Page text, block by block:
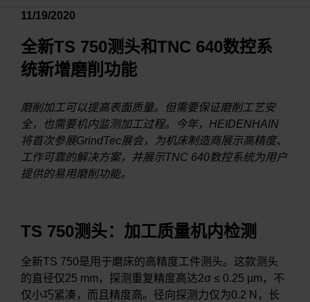
11/19/2020
全新TS 750测头和TNC 640数控系
统新增磨削功能
磨削加工可以提高表面质量。但需要保证磨削工艺安
全，也需要机内监测加工过程。今年，HEIDENHAIN
将首次参展GrindTec展会，为机床制造商展示高精度、
工作可靠的解决方案，并展示TNC 640数控系统为用户
提供的易用磨削功能。
TS 750测头：加工质量机内检测
全新TS 750是用于磨床的高精度工件测头。这款测头
的直径仅25 mm，探测重复精度高达2σ ≤ 0.25 µm，不
仅小巧紧凑，而且精度高。径向探测力仅为0.2 N，长